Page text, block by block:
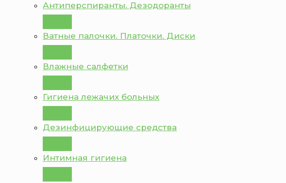
Антиперспиранты. Дезодоранты
Ватные палочки. Платочки. Диски
Влажные салфетки
Гигиена лежачих больных
Дезинфицирующие средства
Интимная гигиена